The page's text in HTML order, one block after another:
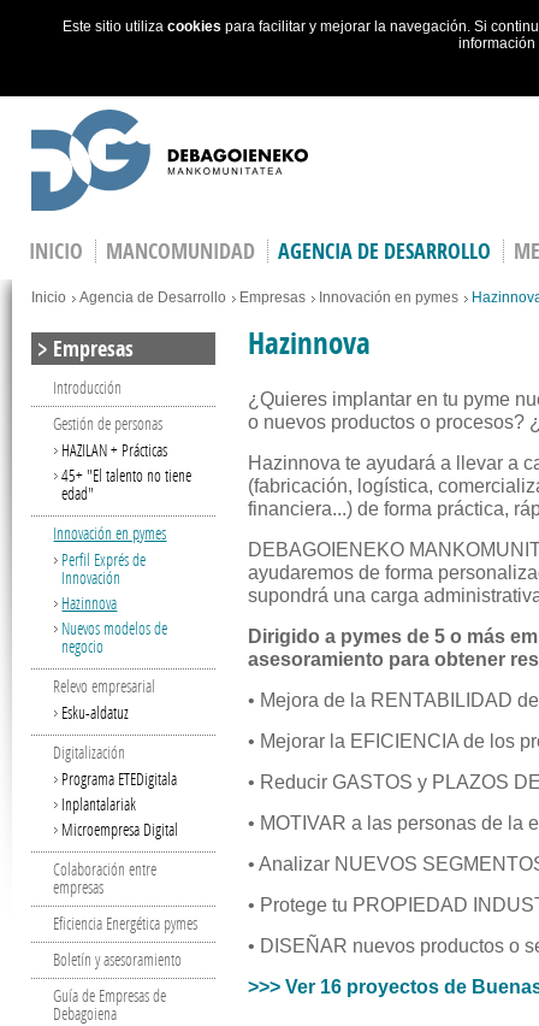
Este sitio utiliza cookies para facilitar y mejorar la navegación. Si
INICIO MANCOMUNIDAD AGENCIA DE DESARROLLO
You are here
Inicio Agencia de Desarrollo Empresas Innovación en pymes
Hazinnova
¿Quieres implantar en tu pyme
o nuevos productos o procesos?
Hazinnova te ayudará a llevar a
(fabricación, logística,
financiera...) de forma práctica,
DEBAGOIENEKO
ayudaremos de forma
supondrá una carga
Dirigido a pymes de 5 o más
asesoramiento para obtener
• Mejora de la RENTABILIDAD
• Mejorar la EFICIENCIA de los
• Reducir GASTOS y PLAZOS
• MOTIVAR a las personas de la
• Analizar NUEVOS
• Protege tu PROPIEDAD
• DISEÑAR nuevos productos o
>>> Ver 16 proyectos de
Empresas
Introducción
Gestión de personas
HAZILAN + Prácticas
45+ "El talento no tiene
edad"
Innovación en pymes
Perfil Exprés de
Innovación
Hazinnova
Nuevos modelos de
negocio
Relevo empresarial
Esku-aldatuz
Digitalización
Programa ETEDigitala
Inplantalariak
Microempresa Digital
Colaboración entre
empresas
Eficiencia Energética pymes
Boletín y asesoramiento
Guía de Empresas de
Debagoiena